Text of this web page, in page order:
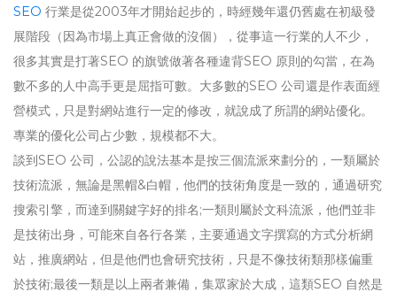
SEO 行業是從2003年才開始起步的，時經幾年還仍舊處在初級發
展階段（因為市場上真正會做的沒個），從事這一行業的人不少，
很多其實是打著SEO 的旗號做著各種違背SEO 原則的勾當，在為
數不多的人中高手更是屈指可數。大多數的SEO 公司還是作表面經
營模式，只是對網站進行一定的修改，就說成了所謂的網站優化。
專業的優化公司占少數，規模都不大。
談到SEO 公司，公認的說法基本是按三個流派來劃分的，一類屬於
技術流派，無論是黑帽&白帽，他們的技術角度是一致的，通過研究
搜索引擎，而達到關鍵字好的排名;一類則屬於文科流派，他們並非
是技術出身，可能來自各行各業，主要通過文字撰寫的方式分析網
站，推廣網站，但是他們也會研究技術，只是不像技術類那樣偏重
於技術;最後一類是以上兩者兼備，集眾家於大成，這類SEO 自然是